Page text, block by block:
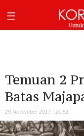
Temuan 2
Batas
29 November 2017 | 20:51